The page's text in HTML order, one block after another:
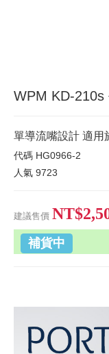
WPM KD-
單導流嘴設計 適用
代碼 HG0966-2
人氣 9723
建議售價
補貨中